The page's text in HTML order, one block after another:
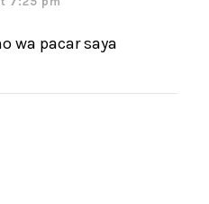
wa pacar saya